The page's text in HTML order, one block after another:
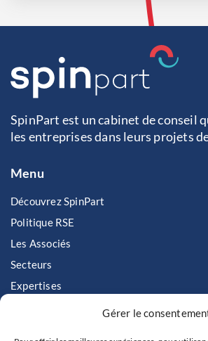
Gérer le
SpinPart est un cabinet de conseil
les entreprises dans leurs projets
Menu
Découvrez SpinPart
Politique RSE
Les Associés
Secteurs
Expertises